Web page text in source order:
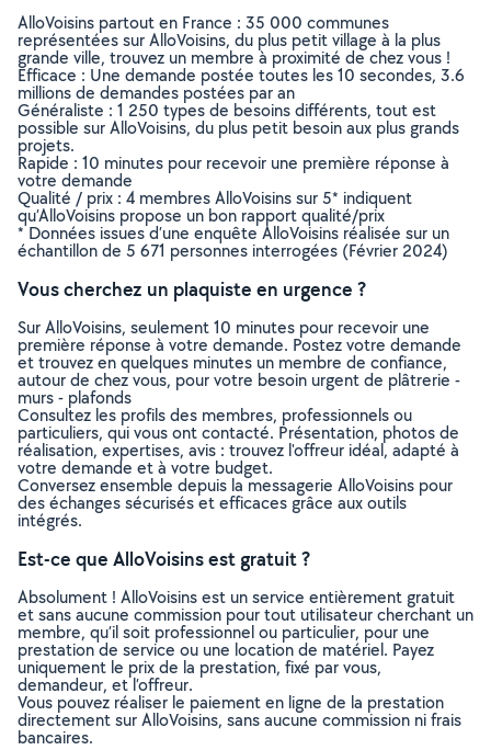
AlloVoisins partout en France : 35 000 communes
représentées sur AlloVoisins, du plus petit village à la plus
grande ville, trouvez un membre à proximité de chez vous !
Efficace : Une demande postée toutes les 10 secondes, 3.6
millions de demandes postées par an
Généraliste : 1 250 types de besoins différents, tout est
possible sur AlloVoisins, du plus petit besoin aux plus grands
projets.
Rapide : 10 minutes pour recevoir une première réponse à
votre demande
Qualité / prix : 4 membres AlloVoisins sur 5* indiquent
qu’AlloVoisins propose un bon rapport qualité/prix
* Données issues d’une enquête AlloVoisins réalisée sur un
échantillon de 5 671 personnes interrogées (Février 2024)
Vous cherchez un plaquiste en urgence ?
Sur AlloVoisins, seulement 10 minutes pour recevoir une
première réponse à votre demande. Postez votre demande
et trouvez en quelques minutes un membre de confiance,
autour de chez vous, pour votre besoin urgent de plâtrerie -
murs - plafonds
Consultez les profils des membres, professionnels ou
particuliers, qui vous ont contacté. Présentation, photos de
réalisation, expertises, avis : trouvez l'offreur idéal, adapté à
votre demande et à votre budget.
Conversez ensemble depuis la messagerie AlloVoisins pour
des échanges sécurisés et efficaces grâce aux outils
intégrés.
Est-ce que AlloVoisins est gratuit ?
Absolument ! AlloVoisins est un service entièrement gratuit
et sans aucune commission pour tout utilisateur cherchant un
membre, qu’il soit professionnel ou particulier, pour une
prestation de service ou une location de matériel. Payez
uniquement le prix de la prestation, fixé par vous,
demandeur, et l’offreur.
Vous pouvez réaliser le paiement en ligne de la prestation
directement sur AlloVoisins, sans aucune commission ni frais
bancaires.